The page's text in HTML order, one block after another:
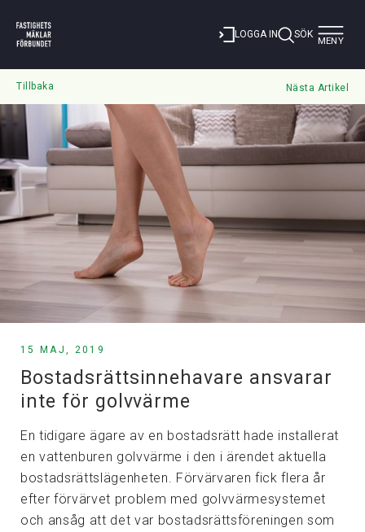
LOGGA IN SÖK Toggle
MENY
Tillbaka Nästa Artikel
15 MAJ, 2019
Bostadsrättsinnehavare ansvarar
inte för golvvärme
En tidigare ägare av en bostadsrätt hade installerat
en vattenburen golvvärme i den i ärendet aktuella
bostadsrättslägenheten. Förvärvaren fick flera år
efter förvärvet problem med golvvärmesystemet
och ansåg att det var bostadsrättsföreningen som